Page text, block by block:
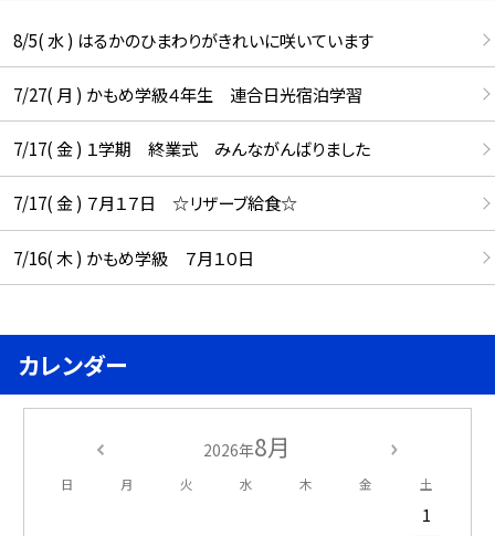
8/5( 水 ) はるかのひまわりがきれいに咲いています
7/27( 月 ) かもめ学級４年生 連合日光宿泊学習
7/17( 金 ) １学期 終業式 みんながんばりました
7/17( 金 ) ７月１７日 ☆リザーブ給食☆
7/16( 木 ) かもめ学級 ７月１０日
カレンダー
2026年8月
日 月 火 水 木 金 土
1